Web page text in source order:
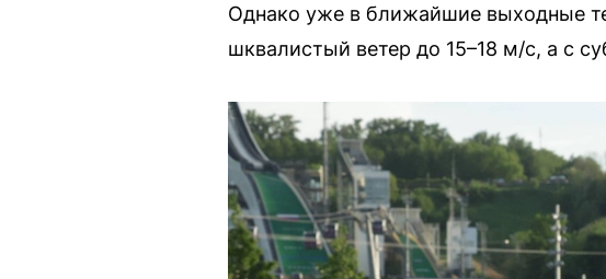
Однако уже в ближайшие выходные
шквалистый ветер до 15–18 м/с, а с